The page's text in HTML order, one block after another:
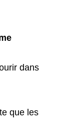
dans
que les